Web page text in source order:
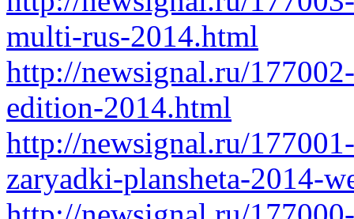
multi-rus-2014.html
http://newsignal.ru/
edition-2014.html
http://newsignal.ru/
zaryadki-plansheta-2014-